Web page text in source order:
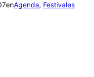
enAgenda, Festivales